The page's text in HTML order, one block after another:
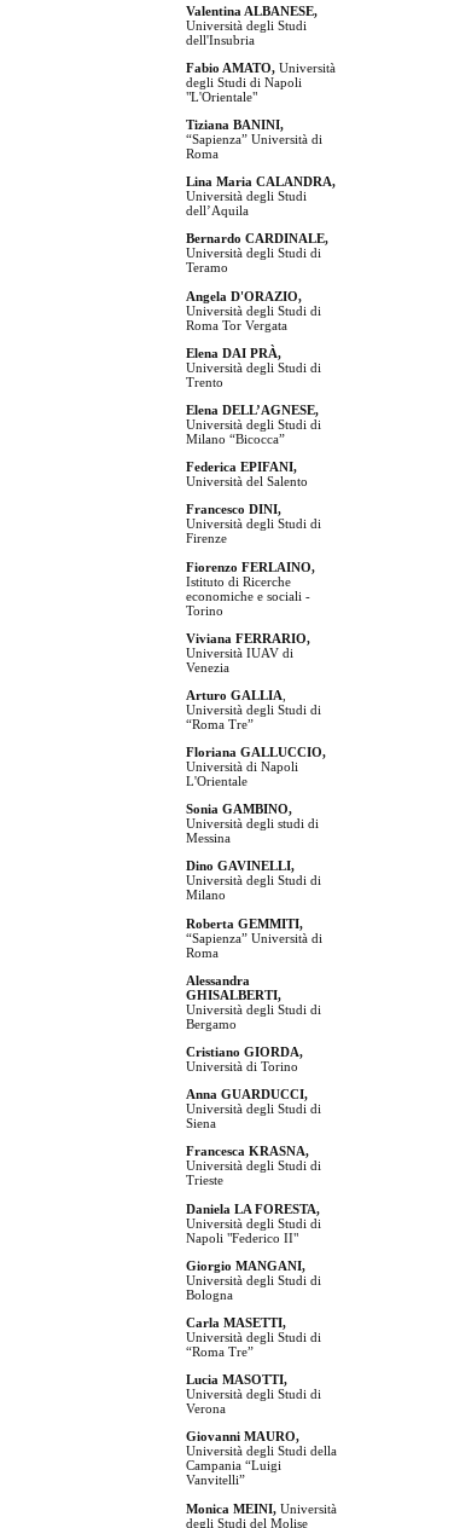
Valentina ALBANESE,
Università degli Studi
dell'Insubria
Fabio AMATO, Università
degli Studi di Napoli
"L'Orientale"
Tiziana BANINI,
“Sapienza” Università di
Roma
Lina Maria CALANDRA,
Università degli Studi
dell’Aquila
Bernardo CARDINALE,
Università degli Studi di
Teramo
Angela D'ORAZIO,
Università degli Studi di
Roma Tor Vergata
Elena DAI PRÀ,
Università degli Studi di
Trento
Elena DELL’AGNESE,
Università degli Studi di
Milano “Bicocca”
Federica EPIFANI,
Università del Salento
Francesco DINI,
Università degli Studi di
Firenze
Fiorenzo FERLAINO,
Istituto di Ricerche
economiche e sociali -
Torino
Viviana FERRARIO,
Università IUAV di
Venezia
Arturo GALLIA
Università degli Studi di
“Roma Tre”
Floriana GALLUCCIO,
Università di Napoli
L'Orientale
Sonia GAMBINO,
Università degli studi di
Messina
Dino GAVINELLI,
Università degli Studi di
Milano
Roberta GEMMITI,
“Sapienza” Università di
Roma
Alessandra
GHISALBERTI,
Università degli Studi di
Bergamo
Cristiano GIORDA,
Università di Torino
Anna GUARDUCCI,
Università degli Studi di
Siena
Francesca KRASNA,
Università degli Studi di
Trieste
Daniela LA FORESTA,
Università degli Studi di
Napoli "Federico II"
Giorgio MANGANI,
Università degli Studi di
Bologna
Carla MASETTI,
Università degli Studi di
“Roma Tre”
Lucia MASOTTI,
Università degli Studi di
Verona
Giovanni MAURO,
Università degli Studi della
Campania “Luigi
Vanvitelli”
Monica MEINI, Università
degli Studi del Molise